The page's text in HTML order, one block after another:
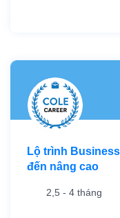
Lộ trình
đến nâng cao
2,5 - 4 tháng